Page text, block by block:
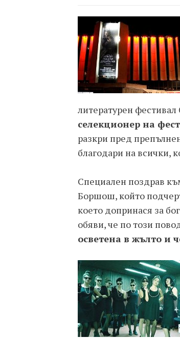
литературен
селекционер на
разкри пред
благодари на всички,
Специален поздрав
Боршош, който
което допринася за
обяви, че по този
осветена в жълто и